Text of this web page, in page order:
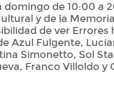
domingo de 10:00 a
y de la
de ver Errores
Azul Fulgente,
Simonetto, Sol
Franco Villoldo y